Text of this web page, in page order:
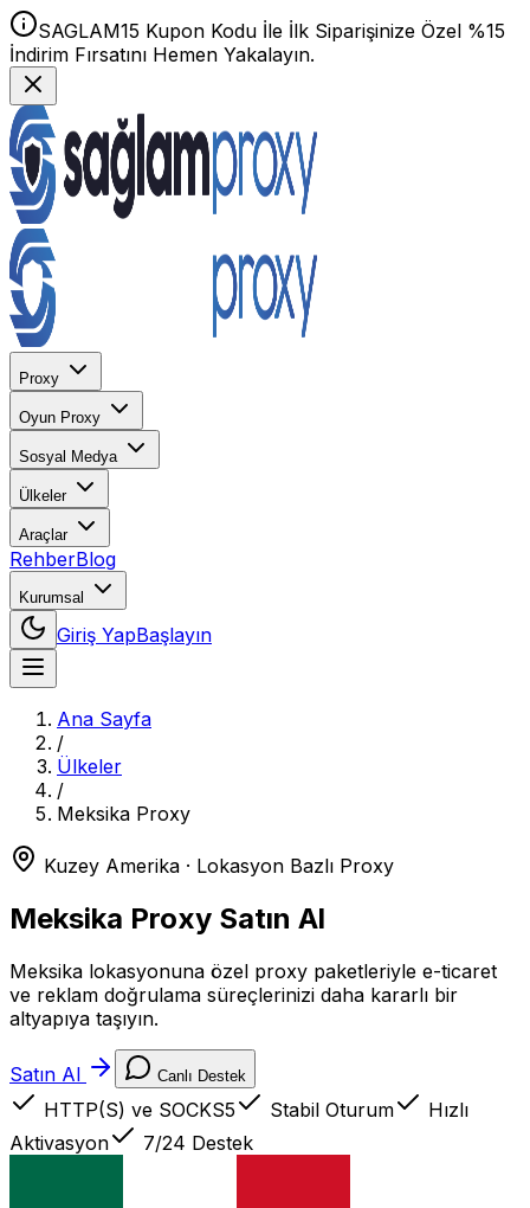
SAGLAM15 Kupon Kodu İle İlk Siparişinize Özel %15
İndirim Fırsatını Hemen Yakalayın.
Proxy
Oyun Proxy
Sosyal Medya
Ülkeler
Araçlar
RehberBlog
Kurumsal
Giriş YapBaşlayın
Ana Sayfa
/
Ülkeler
/
Meksika Proxy
Kuzey Amerika · Lokasyon Bazlı Proxy
Meksika Proxy Satın Al
Meksika lokasyonuna özel proxy paketleriyle e-ticaret
ve reklam doğrulama süreçlerinizi daha kararlı bir
altyapıya taşıyın.
Satın Al Canlı Destek
HTTP(S) ve SOCKS5 Stabil Oturum
Hızlı
Aktivasyon
7/24 Destek